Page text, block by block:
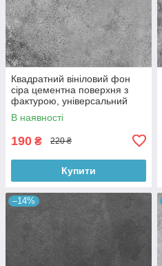
Квадратний вініловий фон
сіра цементна поверхня з
фактурою, універсальний
фотофон для зйомки 60x60
см, №550659
В наявності
190 ₴ 220 ₴
Купити
–14%